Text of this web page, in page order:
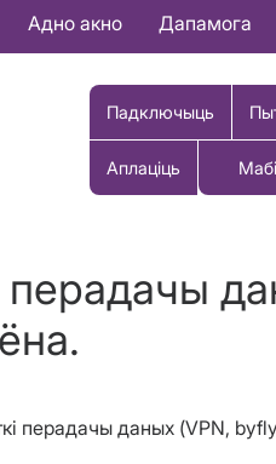
Адно акно Дапамога
Падключыць
Аплаціць
перадачы даных (VPN,